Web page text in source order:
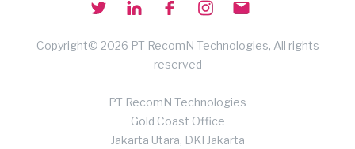
Copyright© 2026 PT RecomN Technologies, All rights
reserved
PT RecomN Technologies
Gold Coast Office
Jakarta Utara, DKI Jakarta